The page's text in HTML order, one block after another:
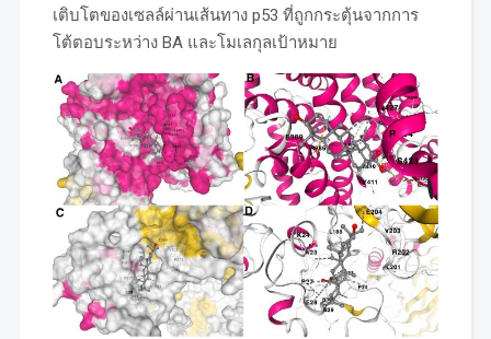
เติบโตของเซลล์ผ่านเส้นทาง p53 ที่ถูกกระตุ้นจากการ
โต้ตอบระหว่าง BA และโมเลกุลเป้าหมาย